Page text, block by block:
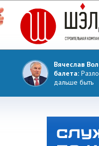
Вячеслав
балета:
дальше быть